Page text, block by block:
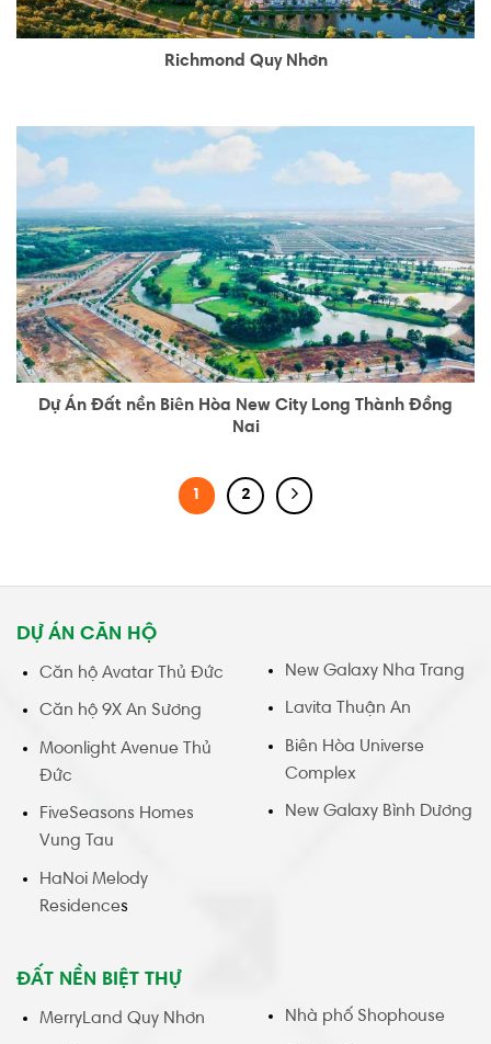
Richmond Quy Nhơn
Dự Án Đất nền Biên Hòa New City Long Thành Đồng
Nai
1 2
DỰ ÁN CĂN HỘ
Căn hộ Avatar Thủ Đức
Căn hộ 9X An Sương
Moonlight Avenue Thủ
Đức
FiveSeasons Homes
Vung Tau
HaNoi Melody
Residences
New Galaxy Nha Trang
Lavita Thuận An
Biên Hòa Universe
Complex
New Galaxy Bình Dương
ĐẤT NỀN BIỆT THỰ
MerryLand Quy Nhơn Nhà phố Shophouse